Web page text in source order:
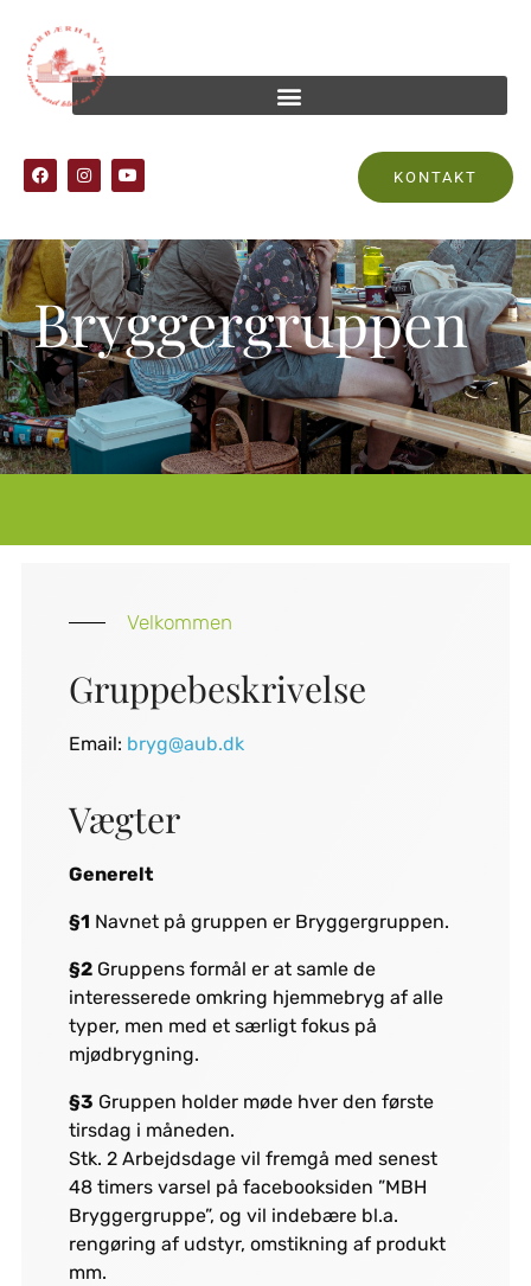
KONTAKT
Bryggergruppen
Velkommen
Gruppebeskrivelse
Email: bryg@aub.dk
Vægter
Generelt
§1 Navnet på gruppen er Bryggergruppen.
§2Gruppens formål er at samle de
interesserede omkring hjemmebryg af alle
typer, men med et særligt fokus på
mjødbrygning.
§3 Gruppen holder møde hver den første
tirsdag i måneden.
Stk. 2 Arbejdsdage vil fremgå med senest
48 timers varsel på facebooksiden ”MBH
Bryggergruppe”, og vil indebære bl.a.
rengøring af udstyr, omstikning af produkt
mm.